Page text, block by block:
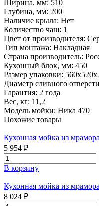
Ширина, мм: 510
Глубина, мм: 200
Наличие крыла: Нет
Количество чаш: 1
Цвет от производителя:
Тип монтажа: Накладная
Страна производитель:
Кухонный блок, мм: 450
Размер упаковки:
Диаметр сливного
Гарантия: 2 года
Вес, кг: 11,2
Модель мойки: Ника 470
Похожие товары
Кухонная мойка из
5 954 ₽
В корзину
Кухонная мойка из
8 024 ₽